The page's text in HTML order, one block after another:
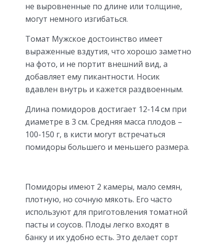
не выровненные по длине или толщине,
могут немного изгибаться.
Томат Мужское достоинство имеет
выраженные вздутия, что хорошо заметно
на фото, и не портит внешний вид, а
добавляет ему пикантности. Носик
вдавлен внутрь и кажется раздвоенным.
Длина помидоров достигает 12-14 см при
диаметре в 3 см. Средняя масса плодов –
100-150 г, в кисти могут встречаться
помидоры большего и меньшего размера.
Помидоры имеют 2 камеры, мало семян,
плотную, но сочную мякоть. Его часто
используют для приготовления томатной
пасты и соусов. Плоды легко входят в
банку и их удобно есть. Это делает сорт